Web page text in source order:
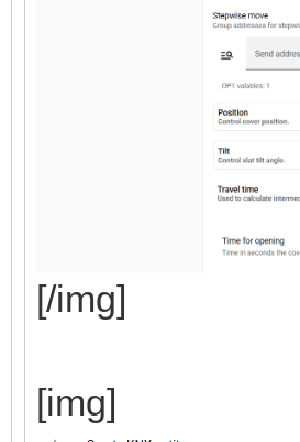
[/img]
[img]